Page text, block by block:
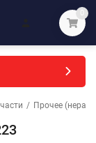
0
/ Прочее